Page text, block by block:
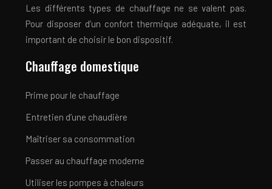
Les différents types de chauffage ne se valent pas.
Pour disposer d’un confort thermique adéquate, il est
important de choisir le bon dispositif.
Chauffage domestique
Prime pour le chauffage
Entretien d’une chaudière
Maîtriser sa consommation
Passer au chauffage moderne
Utiliser les pompes à chaleurs